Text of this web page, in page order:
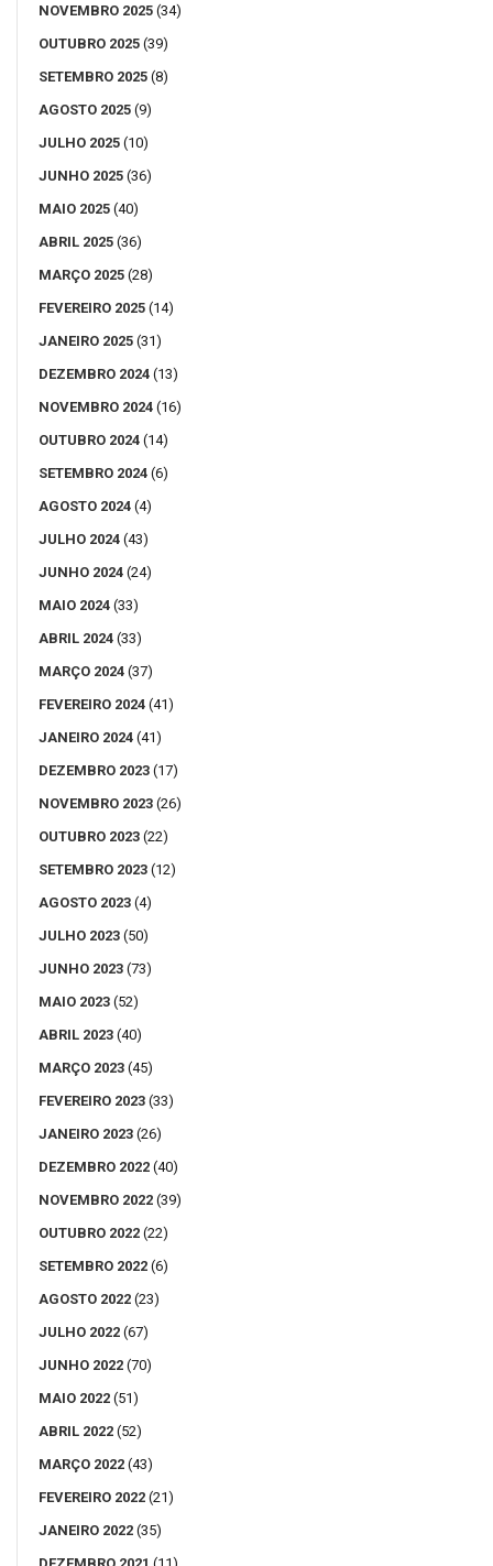
NOVEMBRO 2025 (34)
OUTUBRO 2025 (39)
SETEMBRO 2025 (8)
AGOSTO 2025 (9)
JULHO 2025 (10)
JUNHO 2025 (36)
MAIO 2025 (40)
ABRIL 2025 (36)
MARÇO 2025 (28)
FEVEREIRO 2025 (14)
JANEIRO 2025 (31)
DEZEMBRO 2024 (13)
NOVEMBRO 2024 (16)
OUTUBRO 2024 (14)
SETEMBRO 2024 (6)
AGOSTO 2024 (4)
JULHO 2024 (43)
JUNHO 2024 (24)
MAIO 2024 (33)
ABRIL 2024 (33)
MARÇO 2024 (37)
FEVEREIRO 2024 (41)
JANEIRO 2024 (41)
DEZEMBRO 2023 (17)
NOVEMBRO 2023 (26)
OUTUBRO 2023 (22)
SETEMBRO 2023 (12)
AGOSTO 2023 (4)
JULHO 2023 (50)
JUNHO 2023 (73)
MAIO 2023 (52)
ABRIL 2023 (40)
MARÇO 2023 (45)
FEVEREIRO 2023 (33)
JANEIRO 2023 (26)
DEZEMBRO 2022 (40)
NOVEMBRO 2022 (39)
OUTUBRO 2022 (22)
SETEMBRO 2022 (6)
AGOSTO 2022 (23)
JULHO 2022 (67)
JUNHO 2022 (70)
MAIO 2022 (51)
ABRIL 2022 (52)
MARÇO 2022 (43)
FEVEREIRO 2022 (21)
JANEIRO 2022 (35)
DEZEMBRO 2021 (11)